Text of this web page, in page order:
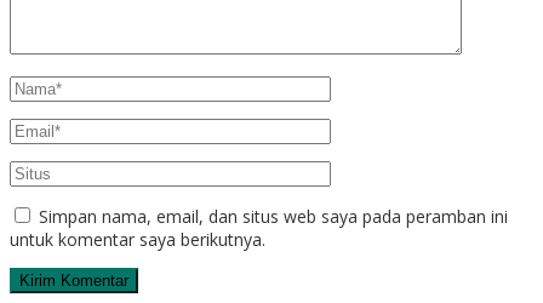
Simpan nama, email, dan situs web saya pada peramban ini
untuk komentar saya berikutnya.